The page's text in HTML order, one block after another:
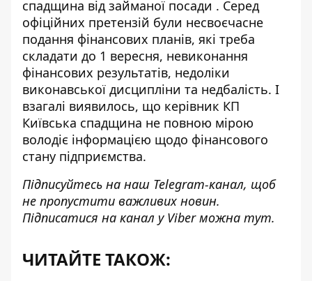
спадщина від займаної посади . Серед
офіційних претензій були несвоєчасне
подання фінансових планів, які треба
складати до 1 вересня, невиконання
фінансових результатів, недоліки
виконавської дисципліни та недбалість. І
взагалі виявилось, що керівник КП
Київська спадщина не повною мірою
володіє інформацією щодо фінансового
стану підприємства.
Підписуйтесь на наш Telegram-канал, щоб
не пропустити важливих новин.
Підписатися на канал у Viber можна тут.
ЧИТАЙТЕ ТАКОЖ: